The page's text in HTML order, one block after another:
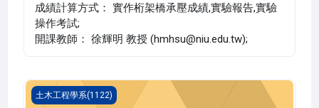
成績計算方式： 實作桁架橋承壓成績,實驗報告,實驗
操作考試;
開課教師： 徐輝明 教授 (hmhsu@niu.edu.tw);
結構實驗(1122_B2CE000139A)
土木工程學系(1122)